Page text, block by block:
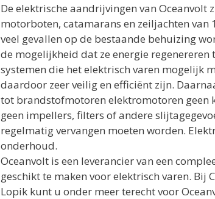
De elektrische aandrijvingen van Oceanvolt
motorboten, catamarans en zeiljachten van
veel gevallen op de bestaande behuizing
de mogelijkheid dat ze energie regenereren
systemen die het elektrisch varen mogelijk
daardoor zeer veilig en efficiënt zijn.
tot brandstofmotoren elektromotoren geen
geen impellers, filters of andere
regelmatig vervangen moeten worden.
onderhoud.
Oceanvolt is een leverancier van een
geschikt te maken voor elektrisch varen. Bij
Lopik kunt u onder meer terecht voor